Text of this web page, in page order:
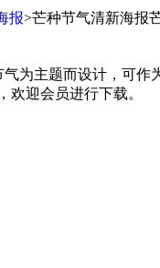
报>芒种节气清新海报
为主题而设计，可作
欢迎会员进行下载。